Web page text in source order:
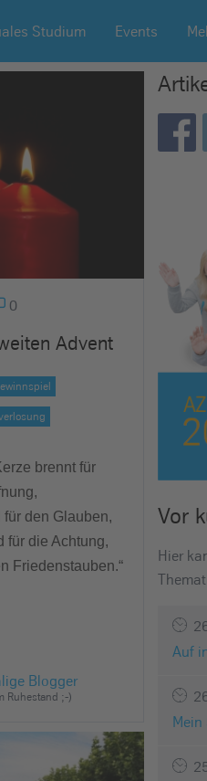
Studium Events
0
Advent
brennt für
den Glauben,
für die Achtung,
Friedenstauben.“
Blogger
Ruhestand ;-)
Vor
Hier
Auf